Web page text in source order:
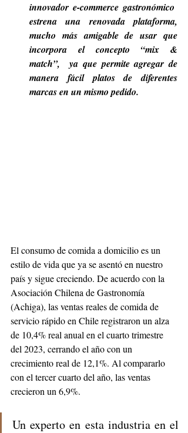
innovador e-commerce gastronómico
estrena una renovada plataforma,
mucho más amigable de usar que
incorpora el concepto “mix &
match”,  ya que permite agregar de
manera fácil platos de diferentes
marcas en un mismo pedido.
El consumo de comida a domicilio es un
estilo de vida que ya se asentó en nuestro
país y sigue creciendo. De acuerdo con la
Asociación Chilena de Gastronomía
(Achiga), las ventas reales de comida de
servicio rápido en Chile registraron un alza
de 10,4% real anual en el cuarto trimestre
del 2023, cerrando el año con un
crecimiento real de 12,1%. Al compararlo
con el tercer cuarto del año, las ventas
crecieron un 6,9%.
Un experto en esta industria en el